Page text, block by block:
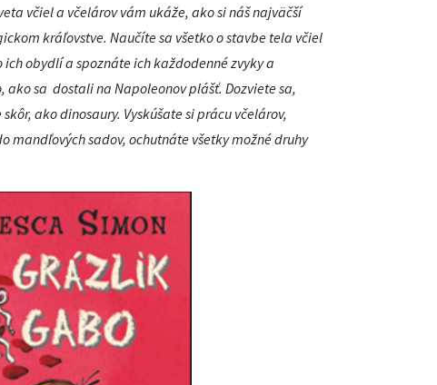
včiel a včelárov vám ukáže, ako si náš najväčší
kráľovstve. Naučíte sa všetko o stavbe tela včiel
obydlí a spoznáte ich každodenné zvyky a
ako sa dostali na Napoleonov plášť. Dozviete sa,
ako dinosaury. Vyskúšate si prácu včelárov,
mandľových sadov, ochutnáte všetky možné druhy